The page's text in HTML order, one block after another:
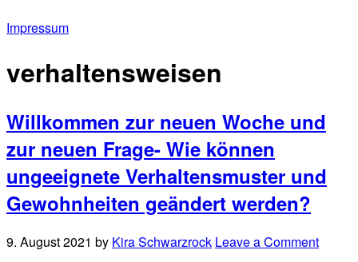
Impressum
verhaltensweisen
Willkommen zur neuen Woche und
zur neuen Frage- Wie können
ungeeignete Verhaltensmuster und
Gewohnheiten geändert werden?
9. August 2021 by Kira Schwarzrock Leave a Comment